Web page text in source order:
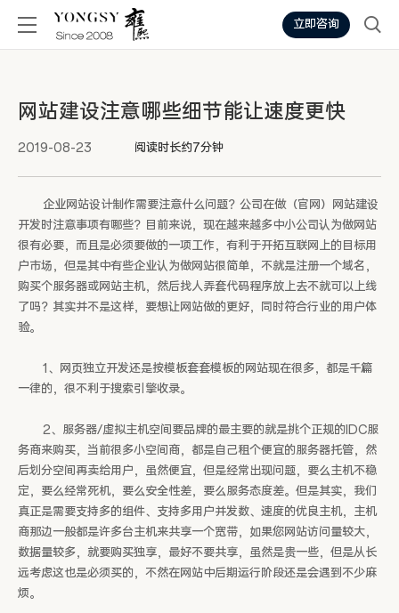
立即咨询
网站建设注意哪些细节能让速度更快
2019-08-23 阅读时长约7分钟
企业网站设计制作需要注意什么问题？公司在做（官网）网站建设
开发时注意事项有哪些？目前来说，现在越来越多中小公司认为做网站
很有必要，而且是必须要做的一项工作，有利于开拓互联网上的目标用
户市场，但是其中有些企业认为做网站很简单，不就是注册一个域名，
购买个服务器或网站主机，然后找人弄套代码程序放上去不就可以上线
了吗？其实并不是这样，要想让网站做的更好，同时符合行业的用户体
验。
1、网页独立开发还是按模板套套模板的网站现在很多，都是千篇
一律的，很不利于搜索引擎收录。
2、服务器/虚拟主机空间要品牌的最主要的就是挑个正规的IDC服
务商来购买，当前很多小空间商，都是自己租个便宜的服务器托管，然
后划分空间再卖给用户，虽然便宜，但是经常出现问题，要么主机不稳
定，要么经常死机，要么安全性差，要么服务态度差。但是其实，我们
真正是需要支持多的组件、支持多用户并发数、速度的优良主机，主机
商那边一般都是许多台主机来共享一个宽带，如果您网站访问量较大，
数据量较多，就要购买独享，最好不要共享，虽然是贵一些，但是从长
远考虑这也是必须买的，不然在网站中后期运行阶段还是会遇到不少麻
烦。